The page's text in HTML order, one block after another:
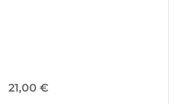
21,00 €